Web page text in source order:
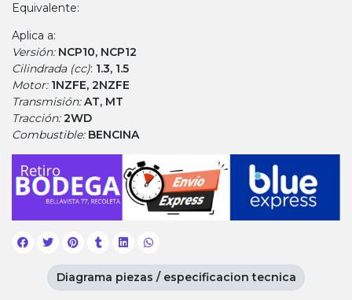
Equivalente:
Aplica a:
Versión: NCP10, NCP12
Cilindrada (cc): 1.3, 1.5
Motor: 1NZFE, 2NZFE
Transmisión:AT, MT
Tracción:2WD
Combustible: BENCINA
Diagrama piezas / especificacion tecnica